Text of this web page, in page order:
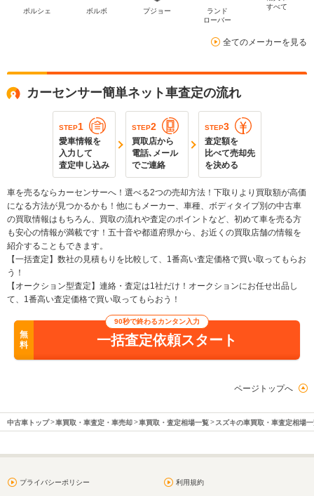
ポルシェ ボルボ プジョー
ランド
ローバー
すべて
全てのメーカーを見る
カーセンサー簡単ネット車査定の流れ
STEP1
愛車情報を
入力して
査定申し込み
STEP2
買取店から
電話､メール
でご連絡
STEP3
査定額を
比べて売却先
を決める
車を売るならカーセンサーへ！選べる2つの売却方法！下取りより買取額が高価
になる方法が見つかるかも！他にもメーカー、車種、ボディタイプ別の中古車
の買取情報はもちろん、買取の流れや査定のポイントなど、初めて車を売る方
も安心の情報が満載です！五十音や都道府県から、お近くの買取店舗の情報を
紹介することもできます。
【一括査定】数社の見積もりを比較して、1番高い査定価格で買い取ってもらお
う！
【オークション型査定】連絡・査定は1社だけ！オークションにお任せ出品し
て、1番高い査定価格で買い取ってもらおう！
無
料
90秒で終わるカンタン入力
一括査定依頼スタート
ページトップへ
中古車トップ 車買取・車査定・車売却 車買取・査定相場一覧 スズキの車買取・車査定相場
プライバシーポリシー 利用規約